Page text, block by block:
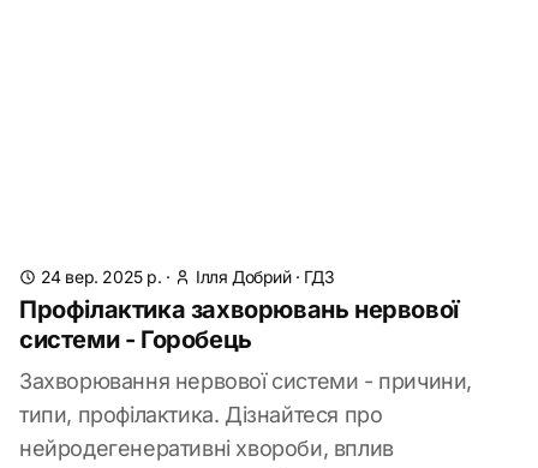
24 вер. 2025 р. · Ілля Добрий· ГДЗ
Профілактика захворювань нервової
системи - Горобець
Захворювання нервової системи - причини,
типи, профілактика. Дізнайтеся про
нейродегенеративні хвороби, вплив